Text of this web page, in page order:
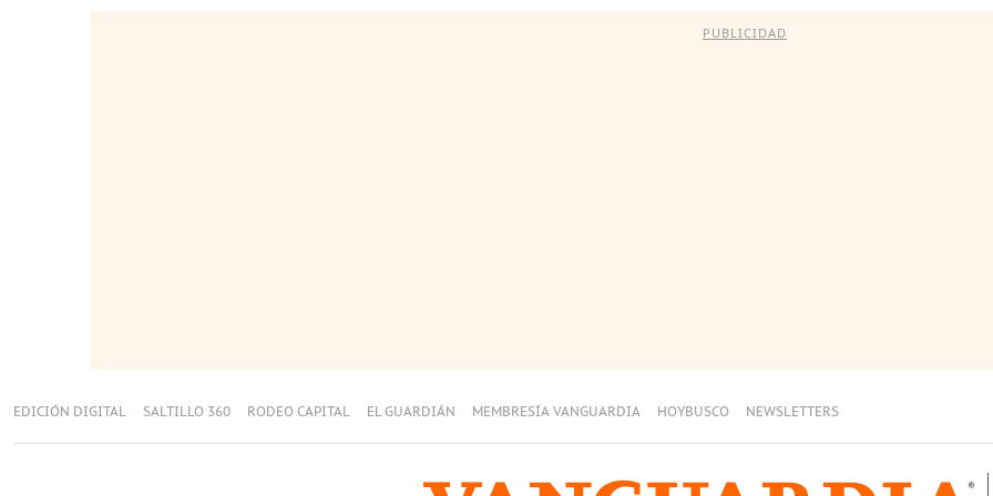
PUBLICIDAD
EDICIÓN DIGITAL SALTILLO 360 RODEO CAPITAL EL GUARDIÁN MEMBRESÍA VANGUARDIA HOYBUSCO NEWSLETTERS